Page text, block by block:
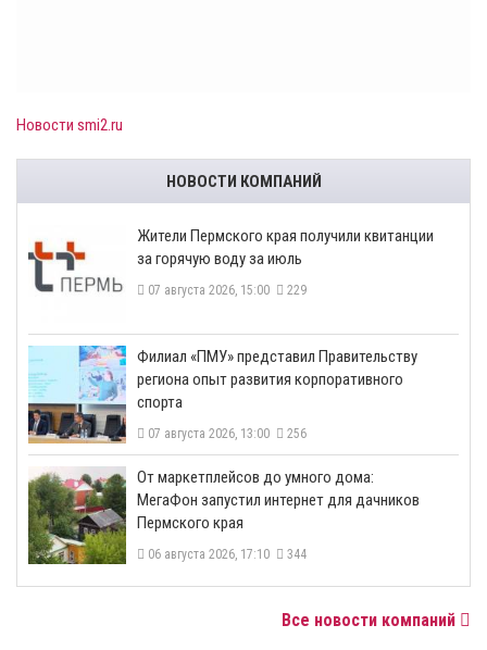
Новости smi2.ru
НОВОСТИ КОМПАНИЙ
​Жители Пермского края получили квитанции
за горячую воду за июль
07 августа 2026, 15:00 229
​Филиал «ПМУ» представил Правительству
региона опыт развития корпоративного
спорта
07 августа 2026, 13:00 256
От маркетплейсов до умного дома:
МегаФон запустил интернет для дачников
Пермского края
06 августа 2026, 17:10 344
Все новости компаний